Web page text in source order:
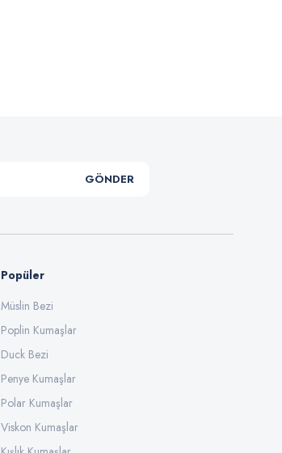
GÖNDER
Popüler
Müslin Bezi
Poplin Kumaşlar
Duck Bezi
Penye Kumaşlar
Polar Kumaşlar
Viskon Kumaşlar